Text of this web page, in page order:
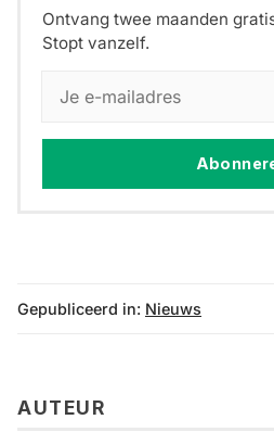
Ontvang twee maanden
Stopt vanzelf.
Gepubliceerd in: Nieuws
AUTEUR